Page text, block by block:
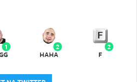
1
2
HAHA
2
F